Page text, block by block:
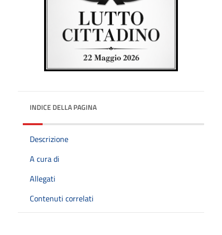
INDICE DELLA PAGINA
Descrizione
A cura di
Allegati
Contenuti correlati